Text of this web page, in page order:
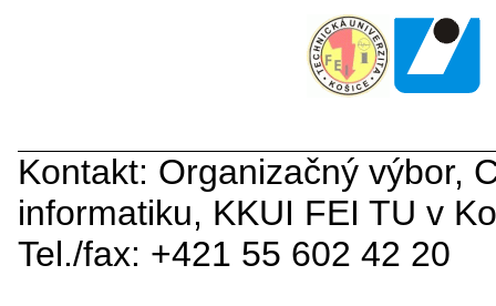
Kontakt: Organizačný výbor,
informatiku, KKUI FEI TU v
Tel./fax: +421 55 602 42 20